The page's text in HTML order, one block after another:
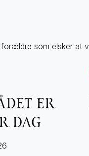
forældre som elsker at
ER
DAG